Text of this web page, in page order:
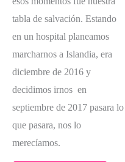
tabla de salvación. Estando
en un hospital planeamos
marcharnos a Islandia, era
diciembre de 2016 y
decidimos irnos en
septiembre de 2017 pasara lo
que pasara, nos lo
merecíamos.